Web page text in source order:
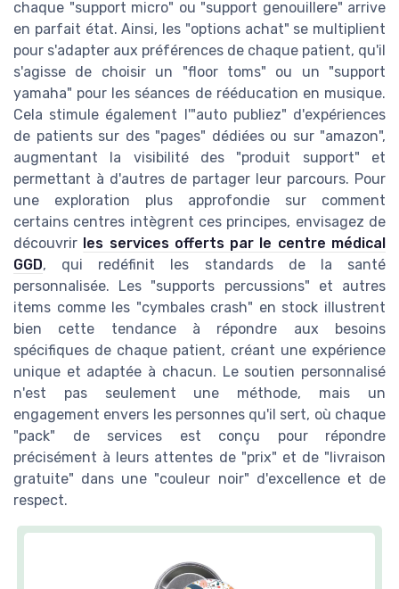
chaque "support micro" ou "support genouillere" arrive
en parfait état. Ainsi, les "options achat" se multiplient
pour s'adapter aux préférences de chaque patient, qu'il
s'agisse de choisir un "floor toms" ou un "support
yamaha" pour les séances de rééducation en musique.
Cela stimule également l'"auto publiez" d'expériences
de patients sur des "pages" dédiées ou sur "amazon",
augmentant la visibilité des "produit support" et
permettant à d'autres de partager leur parcours. Pour
une exploration plus approfondie sur comment
certains centres intègrent ces principes, envisagez de
découvrir les services offerts par le centre médical
GGD, qui redéfinit les standards de la santé
personnalisée. Les "supports percussions" et autres
items comme les "cymbales crash" en stock illustrent
bien cette tendance à répondre aux besoins
spécifiques de chaque patient, créant une expérience
unique et adaptée à chacun. Le soutien personnalisé
n'est pas seulement une méthode, mais un
engagement envers les personnes qu'il sert, où chaque
"pack" de services est conçu pour répondre
précisément à leurs attentes de "prix" et de "livraison
gratuite" dans une "couleur noir" d'excellence et de
respect.